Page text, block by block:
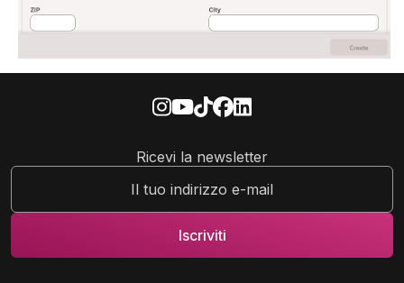
Ricevi la newsletter